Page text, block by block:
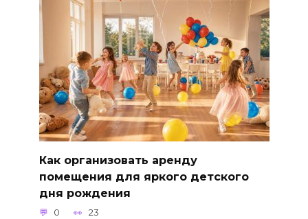
Как организовать аренду
помещения для яркого детского
дня рождения
0 23